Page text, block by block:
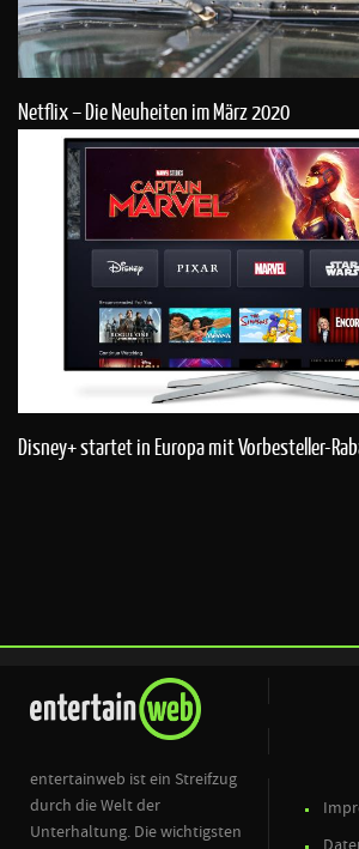
Netflix – Die Neuheiten im März 2020
Disney+ startet in Europa mit Vorbesteller-
entertainweb ist ein Streifzug
durch die Welt der
Unterhaltung. Die wichtigsten